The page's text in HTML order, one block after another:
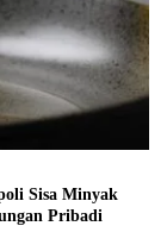
Sisa Minyak
Pribadi